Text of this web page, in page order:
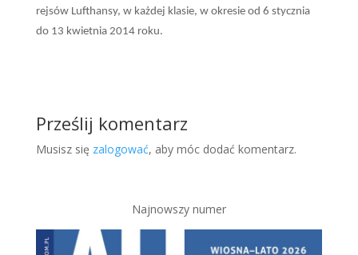
rejsów Lufthansy, w każdej klasie, w okresie od 6 stycznia
do 13 kwietnia 2014 roku.
Prześlij komentarz
Musisz się zalogować, aby móc dodać komentarz.
Najnowszy numer